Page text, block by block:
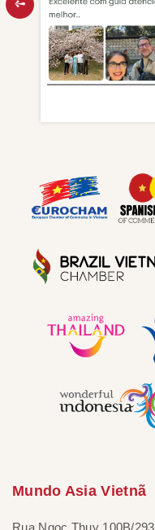
Mundo Asia Vietnã
Rua Ngoc Thuy 100B/293